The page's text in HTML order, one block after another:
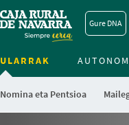
Gure DNA
Nomina eta Pentsioa